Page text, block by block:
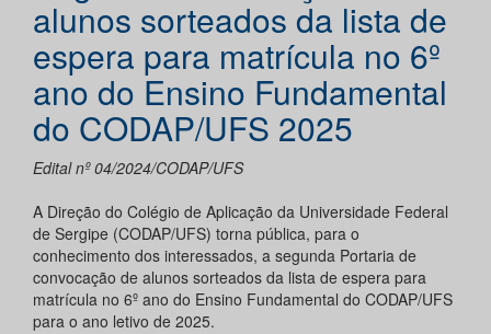
alunos sorteados da lista de
espera para matrícula no 6º
ano do Ensino Fundamental
do CODAP/UFS 2025
Edital nº 04/2024/CODAP/UFS
A Direção do Colégio de Aplicação da Universidade Federal
de Sergipe (CODAP/UFS) torna pública, para o
conhecimento dos interessados, a segunda Portaria de
convocação de alunos sorteados da lista de espera para
matrícula no 6º ano do Ensino Fundamental do CODAP/UFS
para o ano letivo de 2025.